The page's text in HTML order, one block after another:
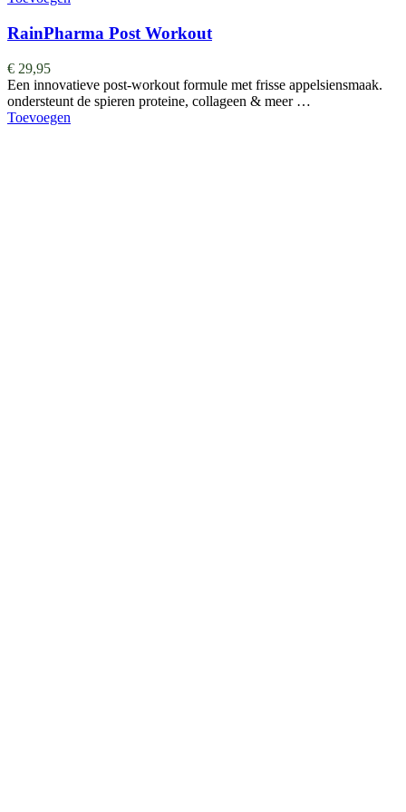
RainPharma Post Workout
€ 29,95
Een innovatieve post-workout formule met frisse appelsiensmaak.
ondersteunt de spieren proteine, collageen & meer …
Toevoegen